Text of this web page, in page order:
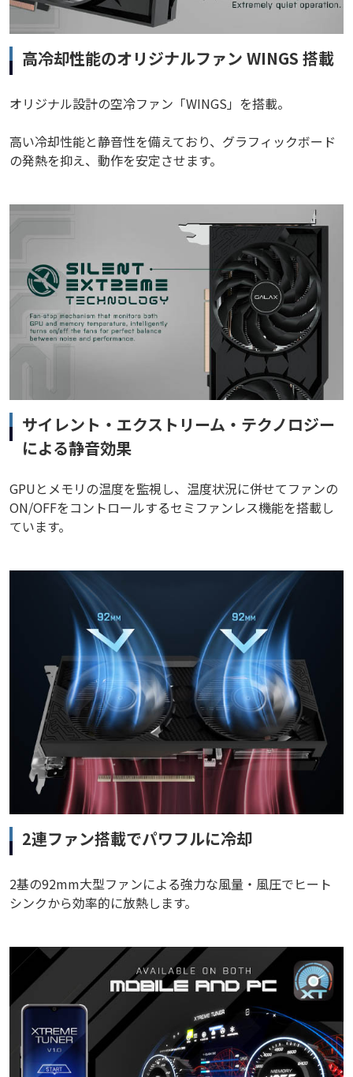
高冷却性能のオリジナルファン WINGS 搭載
オリジナル設計の空冷ファン「WINGS」を搭載。
高い冷却性能と静音性を備えており、グラフィックボード
の発熱を抑え、動作を安定させます。
サイレント・エクストリーム・テクノロジー
による静音効果
GPUとメモリの温度を監視し、温度状況に併せてファンの
ON/OFFをコントロールするセミファンレス機能を搭載し
ています。
2連ファン搭載でパワフルに冷却
2基の92mm大型ファンによる強力な風量・風圧でヒート
シンクから効率的に放熱します。